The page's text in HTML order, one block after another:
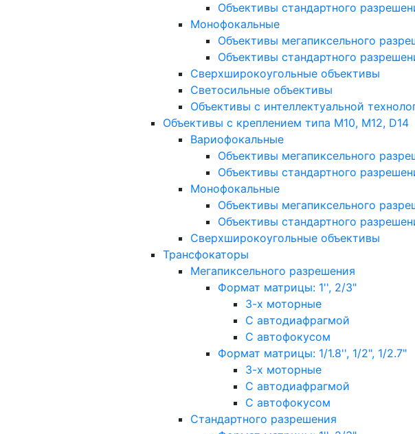
Объективы стандартного
Монофокальные
Объективы мегапиксельного
Объективы стандартного
Сверхширокоугольные объективы
Светосильные объективы
Объективы с интеллектуальной
Объективы с креплением типа M10, M12, D14
Вариофокальные
Объективы мегапиксельного
Объективы стандартного
Монофокальные
Объективы мегапиксельного
Объективы стандартного
Сверхширокоугольные объективы
Трансфокаторы
Мегапиксельного разрешения
Формат матрицы: 1'', 2/3"
3-х моторные
С автодиафрагмой
С автофокусом
Формат матрицы: 1/1.8'', 1/2", 1/2.7"
3-х моторные
С автодиафрагмой
С автофокусом
Стандартного разрешения